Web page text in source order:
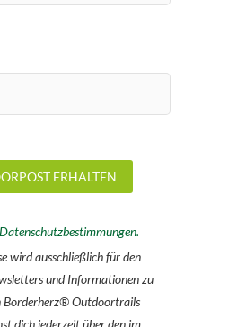
Datenschutzbestimmungen.
wird ausschließlich für den
und Informationen zu
Outdoortrails
dich jederzeit über den im